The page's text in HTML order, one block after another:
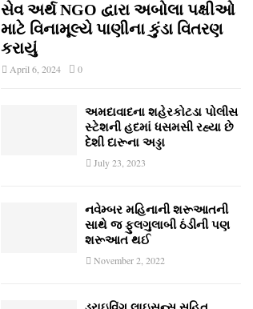
સેવ અર્થ NGO દ્વારા અબોલા પક્ષીઓ
માટે વિનામૂલ્યે પાણીના કુંડા વિતરણ
કરાયું
April 6, 2024 0
અમદાવાદના શહેરકોટડા પોલીસ
સ્ટેશની હદમાં ધસમસી રહ્યા છે
દેશી દારૂના અડ્ડા
July 23, 2023
નવેમ્‍બર મહિનાની શરૂઆતની
સાથે જ ફુલગુલાબી ઠંડીની પણ
શરૂઆત થઈ
November 2, 2022